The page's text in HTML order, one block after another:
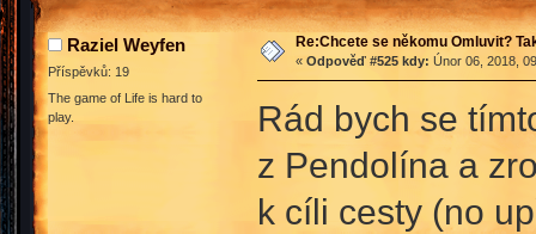
Raziel Weyfen
Příspěvků: 19
The game of Life is hard to
play.
Re:Chcete se někomu Omluvit?
« Odpověď #525 kdy: Únor 06, 2018,
Rád bych se
z Pendolína a
k cíli cesty (no